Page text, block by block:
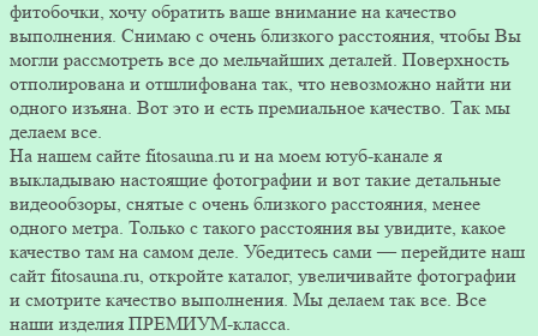
фитобочки, хочу обратить ваше внимание на качество
выполнения. Снимаю с очень близкого расстояния, чтобы Вы
могли рассмотреть все до мельчайших деталей. Поверхность
отполирована и отшлифована так, что невозможно найти ни
одного изъяна. Вот это и есть премиальное качество. Так мы
делаем все.
На нашем сайте fitosauna.ru и на моем ютуб-канале я
выкладываю настоящие фотографии и вот такие детальные
видеообзоры, снятые с очень близкого расстояния, менее
одного метра. Только с такого расстояния вы увидите, какое
качество там на самом деле. Убедитесь сами — перейдите наш
сайт fitosauna.ru, откройте каталог, увеличивайте фотографии
и смотрите качество выполнения. Мы делаем так все. Все
наши изделия ПРЕМИУМ-класса.